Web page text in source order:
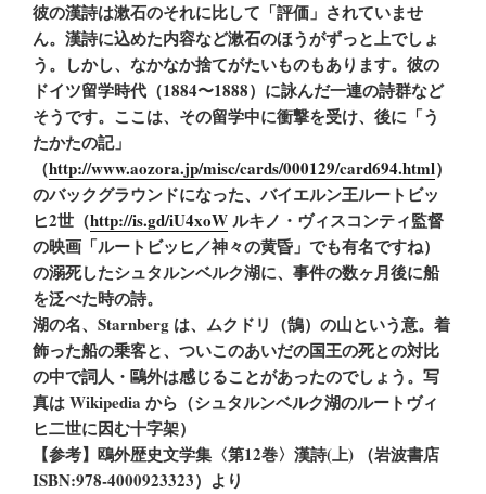
彼の漢詩は漱石のそれに比して「評価」されていませ
ん。漢詩に込めた内容など漱石のほうがずっと上でしょ
う。しかし、なかなか捨てがたいものもあります。彼の
ドイツ留学時代（1884〜1888）に詠んだ一連の詩群など
そうです。ここは、その留学中に衝撃を受け、後に「う
たかたの記」
（http://www.aozora.jp/misc/cards/000129/card694.html）
のバックグラウンドになった、バイエルン王ルートビッ
ヒ2世（http://is.gd/iU4xoWルキノ・ヴィスコンティ監督
の映画「ルートビッヒ／神々の黄昏」でも有名ですね）
の溺死したシュタルンベルク湖に、事件の数ヶ月後に船
を泛べた時の詩。
湖の名、Starnberg は、ムクドリ（鵠）の山という意。着
飾った船の乗客と、ついこのあいだの国王の死との対比
の中で詞人・鷗外は感じることがあったのでしょう。写
真は Wikipedia から（シュタルンベルク湖のルートヴィ
ヒ二世に因む十字架）
【参考】鴎外歴史文学集〈第12巻〉漢詩(上) （岩波書店
ISBN:978-4000923323）より